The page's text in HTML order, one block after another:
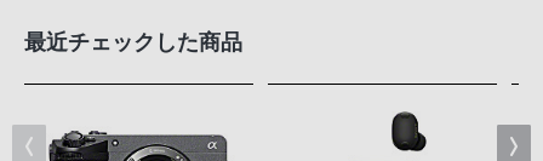
最近チェックした商品